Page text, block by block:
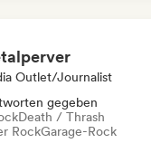
Outlet/Journalist
gegeben
Death / Thrash
RockGarage-Rock